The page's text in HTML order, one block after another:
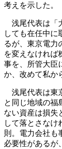
考えを示した。
浅尾代表は「
しても在任中に
るが、東京電力
を変えなければ
事を、所管大臣
か、改めて私か
浅尾代表は東
と同じ地域の福
ない資産は損失
して落とさなけ
則。電力会社も
必要性があるが